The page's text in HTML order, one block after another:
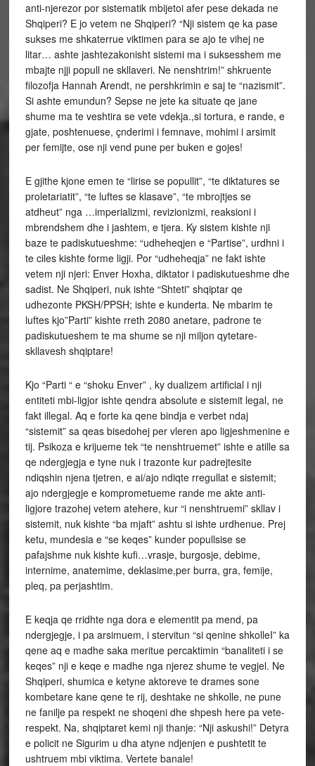
anti-njerezor por sistematik mbijetoi afer pese dekada ne
Shqiperi? E jo vetem ne Shqiperi? “Nji sistem qe ka pase
sukses me shkaterrue viktimen para se ajo te vihej ne
litar… ashte jashtezakonisht sistemi ma i suksesshem me
mbajte njji popull ne skllaveri. Ne nenshtrim!” shkruente
filozofja Hannah Arendt, ne pershkrimin e saj te “nazismit”.
Si ashte emundun? Sepse ne jete ka situate qe jane
shume ma te veshtira se vete vdekja.,si tortura, e rande, e
gjate, poshtenuese, çnderimi i femnave, mohimi i arsimit
per femijte, ose nji vend pune per buken e gojes!
E gjithe kjone emen te “lirise se popullit”, “te diktatures se
proletariatit”, “te luftes se klasave”, “te mbrojtjes se
atdheut” nga …imperializmi, revizionizmi, reaksioni i
mbrendshem dhe i jashtem, e tjera. Ky sistem kishte nji
baze te padiskutueshme: “udheheqjen e “Partise”, urdhni i
te ciles kishte forme ligji. Por “udheheqja” ne fakt ishte
vetem nji njeri: Enver Hoxha, diktator i padiskutueshme dhe
sadist. Ne Shqiperi, nuk ishte “Shteti” shqiptar qe
udhezonte PKSH/PPSH; ishte e kunderta. Ne mbarim te
luftes kjo”Parti” kishte rreth 2080 anetare, padrone te
padiskutueshem te ma shume se nji miljon qytetare-
skllavesh shqiptare!
Kjo “Parti “ e “shoku Enver” , ky dualizem artificial i nji
entiteti mbi-ligjor ishte qendra absolute e sistemit legal, ne
fakt illegal. Aq e forte ka qene bindja e verbet ndaj
“sistemit” sa qeas bisedohej per vleren apo ligjeshmenine e
tij. Psikoza e krijueme tek “te nenshtruemet” ishte e atille sa
qe ndergjegja e tyne nuk i trazonte kur padrejtesite
ndiqshin njena tjetren, e ai/ajo ndiqte rregullat e sistemit;
ajo ndergjegje e komprometueme rande me akte anti-
ligjore trazohej vetem atehere, kur “i nenshtruemi” skllav i
sistemit, nuk kishte “ba mjaft” ashtu si ishte urdhenue. Prej
ketu, mundesia e “se keqes” kunder popullsise se
pafajshme nuk kishte kufi…vrasje, burgosje, debime,
internime, anatemime, deklasime,per burra, gra, femije,
pleq, pa perjashtim.
E keqja qe rridhte nga dora e elementit pa mend, pa
ndergjegje, i pa arsimuem, i stervitun “si qenine shkolleI” ka
qene aq e madhe saka meritue percaktimin “banaliteti i se
keqes” nji e keqe e madhe nga njerez shume te vegjel. Ne
Shqiperi, shumica e ketyne aktoreve te drames sone
kombetare kane qene te rij, deshtake ne shkolle, ne pune
ne fanilje pa respekt ne shoqeni dhe shpesh here pa vete-
respekt. Na, shqiptaret kemi nji thanje: “Nji askushi!” Detyra
e policit ne Sigurim u dha atyne ndjenjen e pushtetit te
ushtruem mbi viktima. Vertete banale!